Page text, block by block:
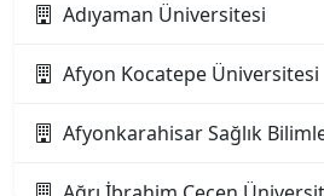
Adıyaman Üniversitesi
Afyon Kocatepe Üniversitesi
Afyonkarahisar Sağlık